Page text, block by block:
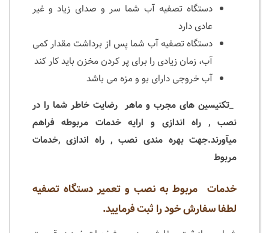
دستگاه تصفیه آب شما سر و صدای زیاد و غیر
عادی دارد
دستگاه تصفیه آب شما پس از برداشت مقدار کمی
آب، زمان زیادی را برای پر کردن مخزن باید کار کند
آب خروجی دارای بو و مزه می باشد
_تکنیسین های مجرب و ماهر رضایت خاطر شما را در
نصب , راه اندازی و ارایه خدمات مربوطه فراهم
میآورند.جهت بهره مندی نصب , راه اندازی ,خدمات
مربوط
خدمات مربوط به نصب و تعمیر دستگاه تصفیه
لطفا سفارش خود را ثبت فرمایید.